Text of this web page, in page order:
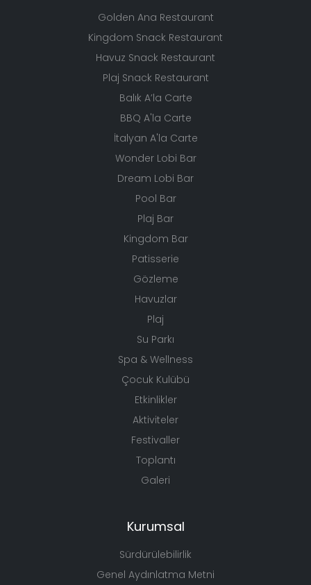
Golden Ana Restaurant
Kingdom Snack Restaurant
Havuz Snack Restaurant
Plaj Snack Restaurant
Balık A’la Carte
BBQ A'la Carte
İtalyan A'la Carte
Wonder Lobi Bar
Dream Lobi Bar
Pool Bar
Plaj Bar
Kingdom Bar
Patisserie
Gözleme
Havuzlar
Plaj
Su Parkı
Spa & Wellness
Çocuk Kulübü
Etkinlikler
Aktiviteler
Festivaller
Toplantı
Galeri
Kurumsal
Sürdürülebilirlik
Genel Aydınlatma Metni